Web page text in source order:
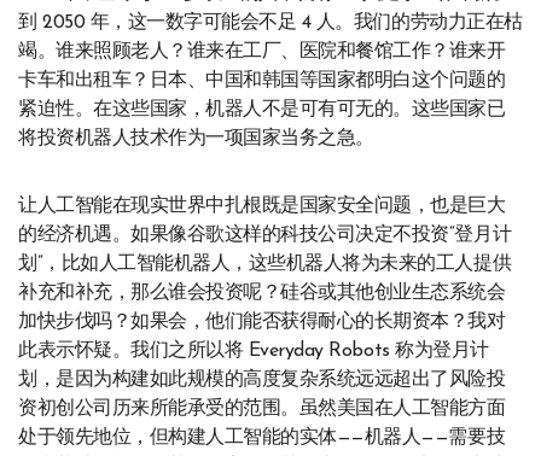
到 2050 年，这一数字可能会不足 4 人。我们的劳动力正在枯
竭。谁来照顾老人？谁来在工厂、医院和餐馆工作？谁来开
卡车和出租车？日本、中国和韩国等国家都明白这个问题的
紧迫性。在这些国家，机器人不是可有可无的。这些国家已
将投资机器人技术作为一项国家当务之急。
让人工智能在现实世界中扎根既是国家安全问题，也是巨大
的经济机遇。如果像谷歌这样的科技公司决定不投资“登月计
划”，比如人工智能机器人，这些机器人将为未来的工人提供
补充和补充，那么谁会投资呢？硅谷或其他创业生态系统会
加快步伐吗？如果会，他们能否获得耐心的长期资本？我对
此表示怀疑。我们之所以将 Everyday Robots 称为登月计
划，是因为构建如此规模的高度复杂系统远远超出了风险投
资初创公司历来所能承受的范围。虽然美国在人工智能方面
处于领先地位，但构建人工智能的实体——机器人——需要技